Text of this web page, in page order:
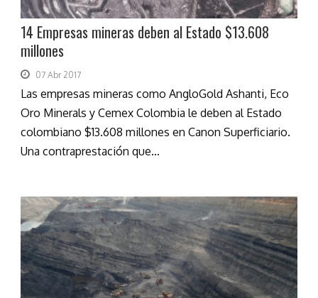
14 Empresas mineras deben al Estado $13.608
millones
07 Abr 2017
Las empresas mineras como AngloGold Ashanti, Eco
Oro Minerals y Cemex Colombia le deben al Estado
colombiano $13.608 millones en Canon Superficiario.
Una contraprestación que...